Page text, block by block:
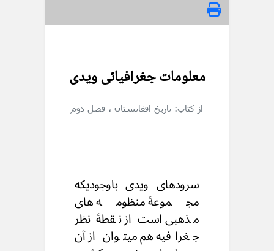
معلومات جغرافیائی ویدی
از کتاب: تاریخ افغانستان ، فصل دوم
سرودهای ویدی باوجودیکه
مجموعۀ منظومه های
مذهبی است از نقطۀ نظر
جغرافیه هم میتوان از آن